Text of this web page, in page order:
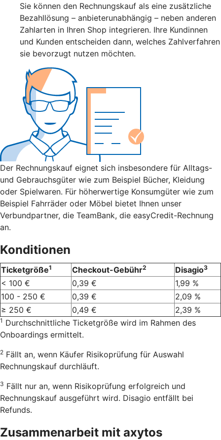
Sie können den Rechnungskauf als eine zusätzliche
Bezahllösung – anbieterunabhängig – neben anderen
Zahlarten in Ihren Shop integrieren. Ihre Kundinnen
und Kunden entscheiden dann, welches Zahlverfahren
sie bevorzugt nutzen möchten.
Der Rechnungskauf eignet sich insbesondere für Alltags-
und Gebrauchsgüter wie zum Beispiel Bücher, Kleidung
oder Spielwaren. Für höherwertige Konsumgüter wie zum
Beispiel Fahrräder oder Möbel bietet Ihnen unser
Verbundpartner, die TeamBank, die easyCredit-Rechnung
an.
Konditionen
Ticketgröße1 Checkout-Gebühr2 Disagio3
< 100 € 0,39 €
1,99 %
100 - 250 €
0,39 €
2,09 %
≥ 250 €
0,49 € 2,39 %
1 Durchschnittliche Ticketgröße wird im Rahmen des
Onboardings ermittelt.
2 Fällt an, wenn Käufer Risikoprüfung für Auswahl
Rechnungskauf durchläuft.
3 Fällt nur an, wenn Risikoprüfung erfolgreich und
Rechnungskauf ausgeführt wird. Disagio entfällt bei
Refunds.
Zusammenarbeit mit axytos